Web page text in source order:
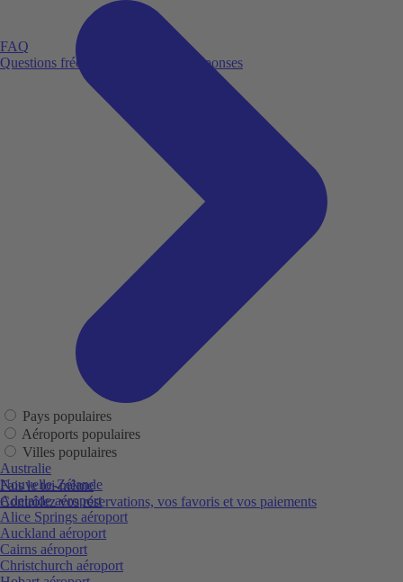
FAQ
Questions fréquemment posées et réponses
Fais le toi-même
Contrôlez vos réservations, vos favoris et vos paiements
Pays populaires
Aéroports populaires
Villes populaires
Australie
Nouvelle-Zélande
Adelaide aéroport
Alice Springs aéroport
Auckland aéroport
Cairns aéroport
Christchurch aéroport